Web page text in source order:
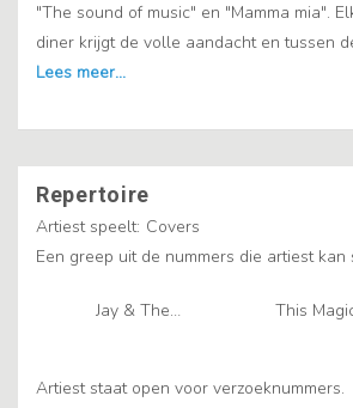
"The sound of music" en "Mamma mia".
diner krijgt de volle aandacht en tussen
Repertoire
Artiest speelt: Covers
Een greep uit de nummers die artiest kan
Jay & The
This
Artiest staat open voor verzoeknummers.